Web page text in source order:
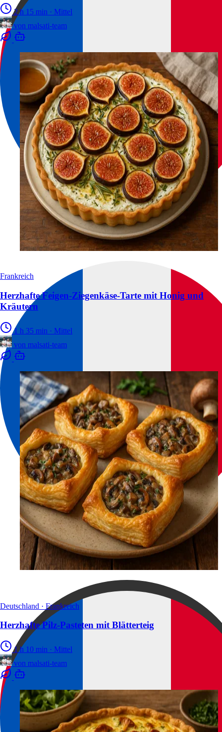
2 h 15 min · Mittel
von malsati-team
Frankreich
Herzhafte Feigen-Ziegenkäse-Tarte mit Honig und
Kräutern
1 h 35 min · Mittel
von malsati-team
Deutschland · Frankreich
Herzhafte Pilz-Pasteten mit Blätterteig
1 h 10 min · Mittel
von malsati-team